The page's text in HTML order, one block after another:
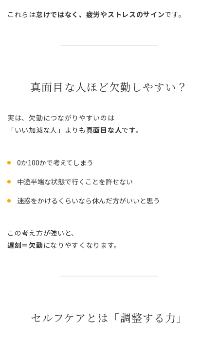
これらは怠けではなく、疲労やストレスのサインです。
真面目な人ほど欠勤しやすい？
実は、欠勤につながりやすいのは
「いい加減な人」よりも 真面目な人です。
0か100かで考えてしまう
中途半端な状態で行くことを許せない
迷惑をかけるくらいなら休んだ方がいいと思う
この考え方が強いと、
遅刻＝欠勤 になりやすくなります。
セルフケアとは「調整する力」